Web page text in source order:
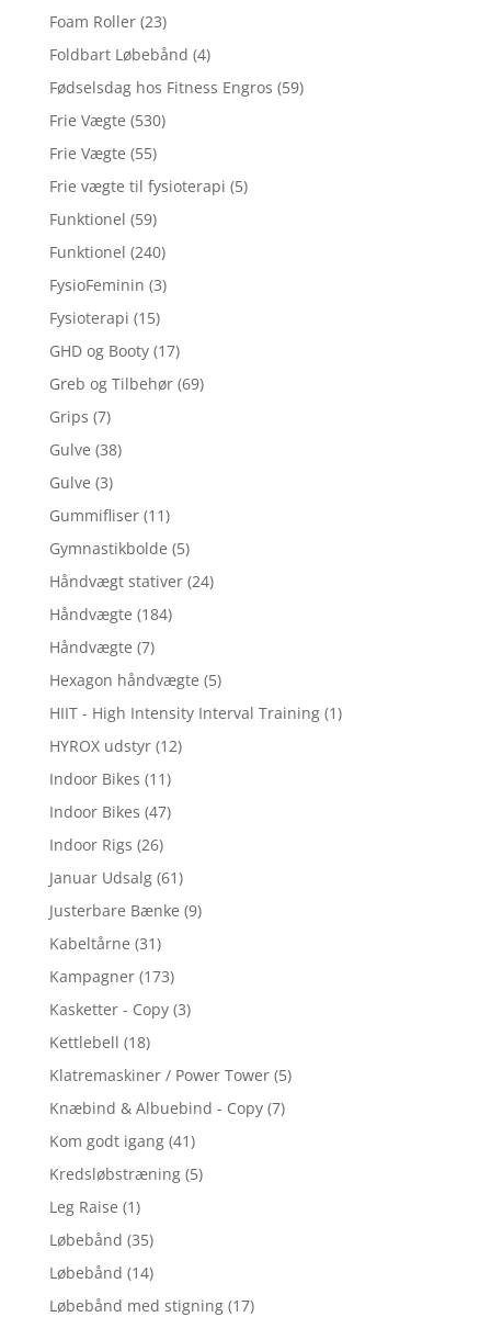
Foam Roller (23)
Foldbart Løbebånd (4)
Fødselsdag hos Fitness Engros (59)
Frie Vægte (530)
Frie Vægte (55)
Frie vægte til fysioterapi (5)
Funktionel (59)
Funktionel (240)
FysioFeminin (3)
Fysioterapi (15)
GHD og Booty (17)
Greb og Tilbehør (69)
Grips (7)
Gulve (38)
Gulve (3)
Gummifliser (11)
Gymnastikbolde (5)
Håndvægt stativer (24)
Håndvægte (184)
Håndvægte (7)
Hexagon håndvægte (5)
HIIT - High Intensity Interval Training (1)
HYROX udstyr (12)
Indoor Bikes (11)
Indoor Bikes (47)
Indoor Rigs (26)
Januar Udsalg (61)
Justerbare Bænke (9)
Kabeltårne (31)
Kampagner (173)
Kasketter - Copy (3)
Kettlebell (18)
Klatremaskiner / Power Tower (5)
Knæbind & Albuebind - Copy (7)
Kom godt igang (41)
Kredsløbstræning (5)
Leg Raise (1)
Løbebånd (35)
Løbebånd (14)
Løbebånd med stigning (17)